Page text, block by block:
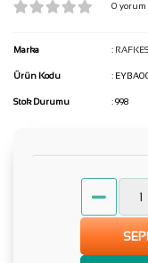
0 yorum
Marka :
Ürün Kodu :
Stok Durumu : 998